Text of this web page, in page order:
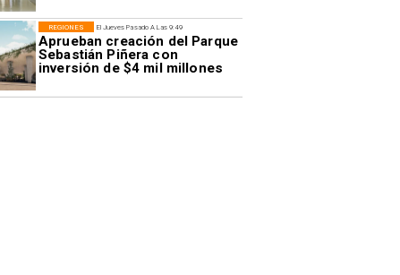
El Jueves Pasado A Las 9:49
Aprueban creación del Parque
Sebastián Piñera con
inversión de $4 mil millones
REGIONES